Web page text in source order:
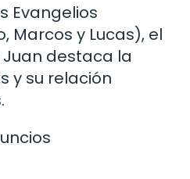
Evangelios
Marcos y Lucas), el
Juan destaca la
y su relación